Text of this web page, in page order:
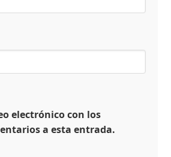
electrónico con los
a esta entrada.